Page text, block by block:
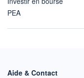
PEA
Aide & Contact